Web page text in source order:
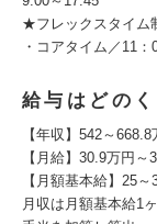
★フレックスタイム
・コアタイム／11：
給与はどの
【年収】542～668.8
【月給】30.9万円～
【月額基本給】25～
月収は月額基本給1